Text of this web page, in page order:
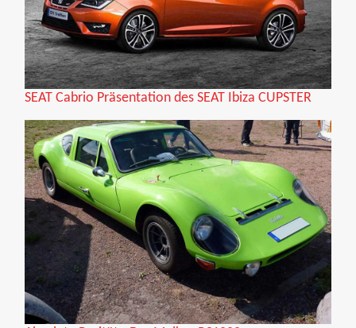
SEAT Cabrio Präsentation des SEAT Ibiza CUPSTER